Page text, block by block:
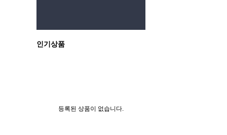
인기상품
등록된 상품이 없습니다.